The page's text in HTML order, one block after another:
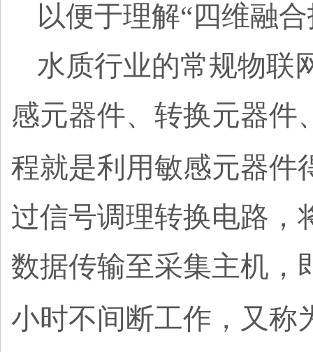
以便于理解“四维融
水质行业的常规物联
感元器件、转换元器件
程就是利用敏感元器件
过信号调理转换电路，
数据传输至采集主机，
小时不间断工作，又称